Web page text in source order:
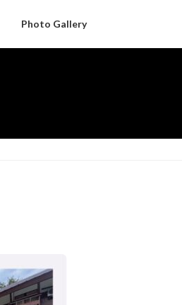
Photo Gallery